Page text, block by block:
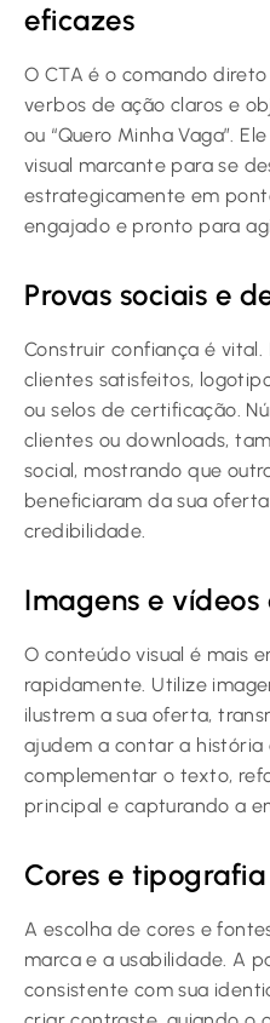
eficazes
O CTA é o comando
verbos de ação claros e
ou “Quero Minha Vaga”.
visual marcante para se
estrategicamente em
engajado e pronto para
Provas sociais e
Construir confiança é
clientes satisfeitos,
ou selos de certificação.
clientes ou downloads,
social, mostrando que
beneficiaram da sua
credibilidade.
Imagens e
O conteúdo visual é mais
rapidamente. Utilize
ilustrem a sua oferta,
ajudem a contar a história
complementar o texto,
principal e capturando a
Cores e tipografia
A escolha de cores e
marca e a usabilidade. A
consistente com sua